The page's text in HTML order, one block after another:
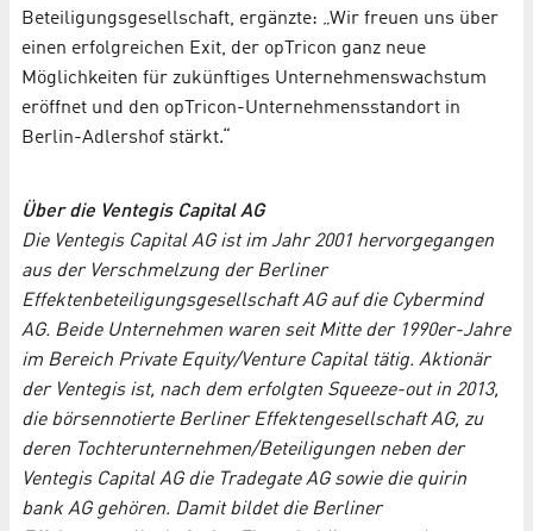
Beteiligungsgesellschaft, ergänzte: „Wir freuen uns über
einen erfolgreichen Exit, der opTricon ganz neue
Möglichkeiten für zukünftiges Unternehmenswachstum
eröffnet und den opTricon-Unternehmensstandort in
Berlin-Adlershof stärkt.“
Über die Ventegis Capital AG
Die Ventegis Capital AG ist im Jahr 2001 hervorgegangen
aus der Verschmelzung der Berliner
Effektenbeteiligungsgesellschaft AG auf die Cybermind
AG. Beide Unternehmen waren seit Mitte der 1990er-Jahre
im Bereich Private Equity/Venture Capital tätig. Aktionär
der Ventegis ist, nach dem erfolgten Squeeze-out in 2013,
die börsennotierte Berliner Effektengesellschaft AG, zu
deren Tochterunternehmen/Beteiligungen neben der
Ventegis Capital AG die Tradegate AG sowie die quirin
bank AG gehören. Damit bildet die Berliner